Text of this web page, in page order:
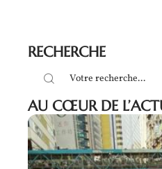
RECHERCHE
AU CŒUR DE